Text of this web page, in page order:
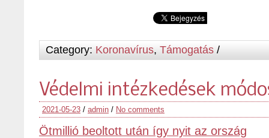
Category: Koronavírus, Támogatás /
Védelmi intézkedések
2021-05-23 / admin / No comments
Ötmillió beoltott után így nyit az ország